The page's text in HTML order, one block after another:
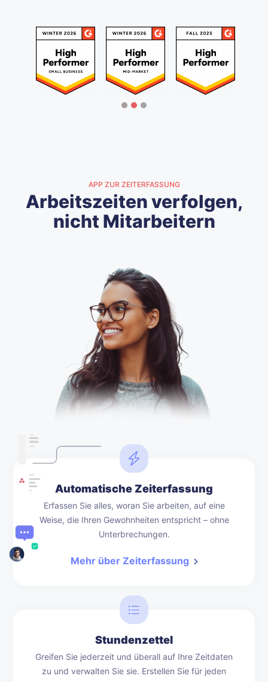
APP ZUR ZEITERFASSUNG
Arbeitszeiten verfolgen,
nicht Mitarbeitern
Automatische Zeiterfassung
Erfassen Sie alles, woran Sie arbeiten, auf eine
Weise, die Ihren Gewohnheiten entspricht – ohne
Unterbrechungen.
Mehr über Zeiterfassung
Stundenzettel
Greifen Sie jederzeit und überall auf Ihre Zeitdaten
zu und verwalten Sie sie. Erstellen Sie für jeden